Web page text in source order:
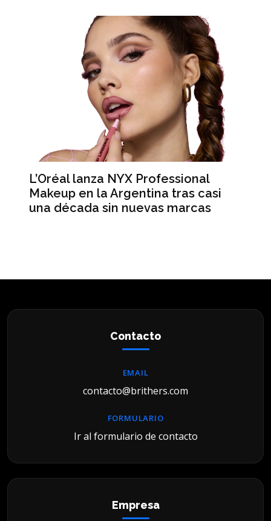
L’Oréal lanza NYX Professional
Makeup en la Argentina tras casi
una década sin nuevas marcas
Contacto
EMAIL
contacto@brithers.com
FORMULARIO
Ir al formulario de contacto
Empresa